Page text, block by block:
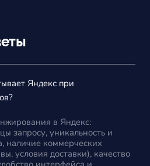
Яндекс при
в Яндекс:
запросу, уникальность и
наличие коммерческих
условия доставки), качество